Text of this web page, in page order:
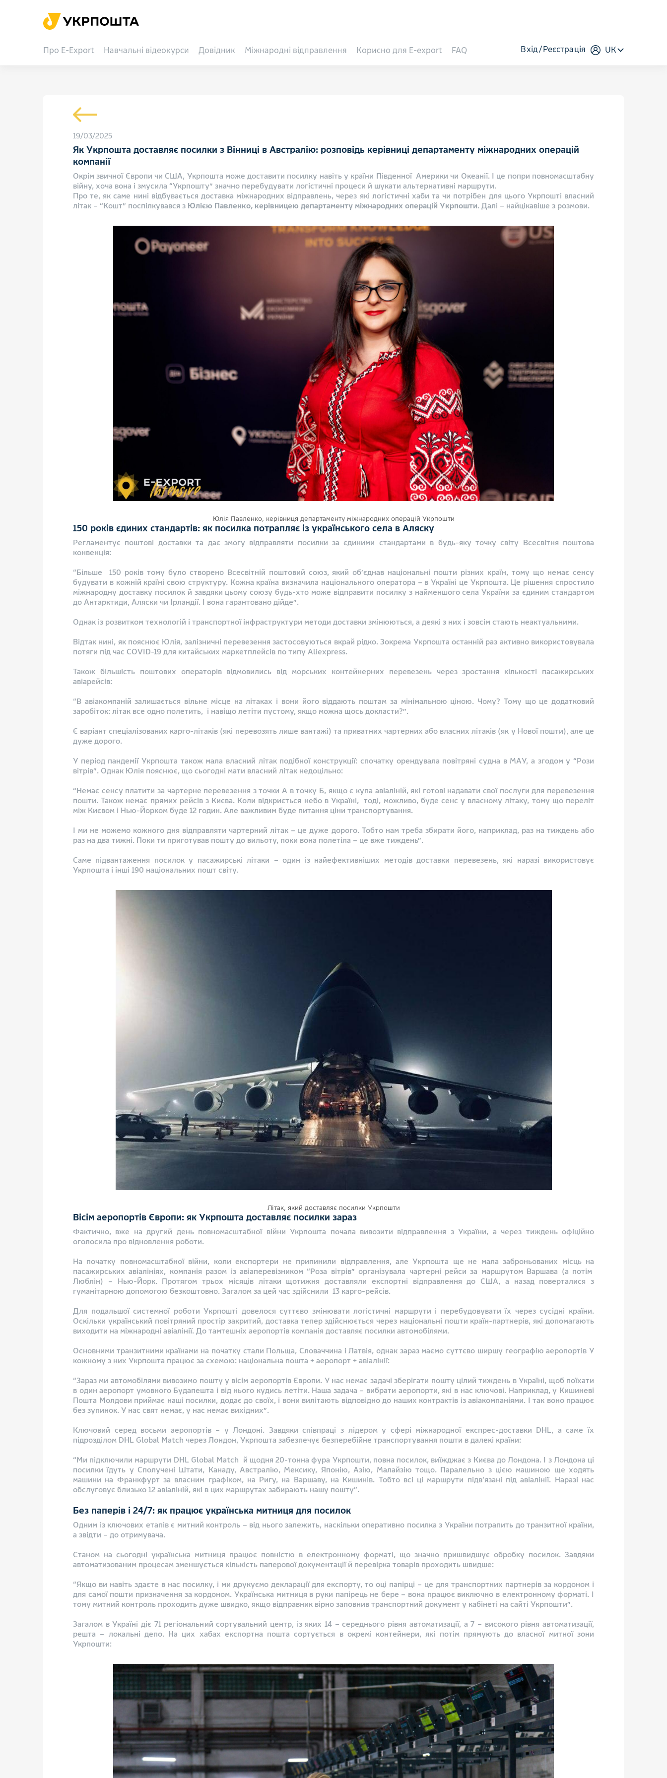
Про E-Export Навчальні відеокурси Довідник Міжнародні відправлення Корисно для E-export FAQ Вхід Реєстрація UK
19/03/2025
Як Укрпошта доставляє посилки з Вінниці в Австралію: розповідь керівниці департаменту міжнародних операцій
компанії
Окрім звичної Європи чи США, Укрпошта може доставити посилку навіть у країни Південної Америки чи Океанії. І це попри повномасштабну
війну, хоча вона і змусила “Укрпошту” значно перебудувати логістичні процеси й шукати альтернативні маршрути.
Про те, як саме нині відбувається доставка міжнародних відправлень, через які логістичні хаби та чи потрібен для цього Укрпошті власний
літак – “Кошт” поспілкувався з Юлією Павленко, керівницею департаменту міжнародних операцій Укрпошти. Далі – найцікавіше з розмови.
Юлія Павленко, керівниця департаменту міжнародних операцій Укрпошти
150 років єдиних стандартів: як посилка потрапляє із українського села в Аляску
Регламентує поштові доставки та дає змогу відправляти посилки за єдиними стандартами в будь-яку точку світу Всесвітня поштова
конвенція:
“Більше 150 років тому було створено Всесвітній поштовий союз, який об’єднав національні пошти різних країн, тому що немає сенсу
будувати в кожній країні свою структуру. Кожна країна визначила національного оператора – в Україні це Укрпошта. Це рішення спростило
міжнародну доставку посилок й завдяки цьому союзу будь-хто може відправити посилку з найменшого села України за єдиним стандартом
до Антарктиди, Аляски чи Ірландії. І вона гарантовано дійде”.
Однак із розвитком технологій і транспортної інфраструктури методи доставки змінюються, а деякі з них і зовсім стають неактуальними.
Відтак нині, як пояснює Юлія, залізничні перевезення застосовуються вкрай рідко. Зокрема Укрпошта останній раз активно використовувала
потяги під час COVID-19 для китайських маркетплейсів по типу Aliexpress.
Також більшість поштових операторів відмовились від морських контейнерних перевезень через зростання кількості пасажирських
авіарейсів:
“В авіакомпаній залишається вільне місце на літаках і вони його віддають поштам за мінімальною ціною. Чому? Тому що це додатковий
заробіток: літак все одно полетить, і навіщо летіти пустому, якщо можна щось докласти?”.
Є варіант спеціалізованих карго-літаків (які перевозять лише вантажі) та приватних чартерних або власних літаків (як у Нової пошти), але це
дуже дорого.
У період пандемії Укрпошта також мала власний літак подібної конструкції: спочатку орендувала повітряні судна в МАУ, а згодом у “Рози
вітрів”. Однак Юлія пояснює, що сьогодні мати власний літак недоцільно:
“Немає сенсу платити за чартерне перевезення з точки А в точку Б, якщо є купа авіаліній, які готові надавати свої послуги для перевезення
пошти. Також немає прямих рейсів з Києва. Коли відкриється небо в Україні, тоді, можливо, буде сенс у власному літаку, тому що переліт
між Києвом і Нью-Йорком буде 12 годин. Але важливим буде питання ціни транспортування.
І ми не можемо кожного дня відправляти чартерний літак – це дуже дорого. Тобто нам треба збирати його, наприклад, раз на тиждень або
раз на два тижні. Поки ти приготував пошту до вильоту, поки вона полетіла – це вже тиждень”.
Саме підвантаження посилок у пасажирські літаки – один із найефективніших методів доставки перевезень, які наразі використовує
Укрпошта і інші 190 національних пошт світу.
Літак, який доставляє посилки Укрпошти
Вісім аеропортів Європи: як Укрпошта доставляє посилки зараз
Фактично, вже на другий день повномасштабної війни Укрпошта почала вивозити відправлення з України, а через тиждень офіційно
оголосила про відновлення роботи.
На початку повномасштабної війни, коли експортери не припинили відправлення, але Укрпошта ще не мала заброньованих місць на
пасажирських авіалініях, компанія разом із авіаперевізником “Роза вітрів” організувала чартерні рейси за маршрутом Варшава (а потім
Люблін) – Нью-Йорк. Протягом трьох місяців літаки щотижня доставляли експортні відправлення до США, а назад поверталися з
гуманітарною допомогою безкоштовно. Загалом за цей час здійснили 13 карго-рейсів.
Для подальшої системної роботи Укрпошті довелося суттєво змінювати логістичні маршрути і перебудовувати їх через сусідні країни.
Оскільки український повітряний простір закритий, доставка тепер здійснюється через національні пошти країн-партнерів, які допомагають
виходити на міжнародні авіалінії. До тамтешніх аеропортів компанія доставляє посилки автомобілями.
Основними транзитними країнами на початку стали Польща, Словаччина і Латвія, однак зараз маємо суттєво ширшу географію аеропортів У
кожному з них Укрпошта працює за схемою: національна пошта + аеропорт + авіалінії:
“Зараз ми автомобілями вивозимо пошту у вісім аеропортів Європи. У нас немає задачі зберігати пошту цілий тиждень в Україні, щоб поїхати
в один аеропорт умовного Будапешта і від нього кудись летіти. Наша задача – вибрати аеропорти, які в нас ключові. Наприклад, у Кишиневі
Пошта Молдови приймає наші посилки, додає до своїх, і вони вилітають відповідно до наших контрактів із авіакомпаніями. І так воно працює
без зупинок. У нас свят немає, у нас немає вихідних”.
Ключовий серед восьми аеропортів – у Лондоні. Завдяки співпраці з лідером у сфері міжнародної експрес-доставки DHL, а саме їх
підрозділом DHL Global Match через Лондон, Укрпошта забезпечує безперебійне транспортування пошти в далекі країни:
“Ми підключили маршрути DHL Global Match й щодня 20-тонна фура Укрпошти, повна посилок, виїжджає з Києва до Лондона. І з Лондона ці
посилки їдуть у Сполучені Штати, Канаду, Австралію, Мексику, Японію, Азію, Малайзію тощо. Паралельно з цією машиною ще ходять
машини на Франкфурт за власним графіком, на Ригу, на Варшаву, на Кишинів. Тобто всі ці маршрути підв’язані під авіалінії. Наразі нас
обслуговує близько 12 авіаліній, які в цих маршрутах забирають нашу пошту”.
Без паперів і 24/7: як працює українська митниця для посилок
Одним із ключових етапів є митний контроль – від нього залежить, наскільки оперативно посилка з України потрапить до транзитної країни,
а звідти – до отримувача.
Станом на сьогодні українська митниця працює повністю в електронному форматі, що значно пришвидшує обробку посилок. Завдяки
автоматизованим процесам зменшується кількість паперової документації й перевірка товарів проходить швидше:
“Якщо ви навіть здаєте в нас посилку, і ми друкуємо декларації для експорту, то оці папірці – це для транспортних партнерів за кордоном і
для самої пошти призначення за кордоном. Українська митниця в руки папірець не бере – вона працює виключно в електронному форматі. І
тому митний контроль проходить дуже швидко, якщо відправник вірно заповнив транспортний документ у кабінеті на сайті Укрпошти”.
Загалом в Україні діє 71 регіональний сортувальний центр, із яких 14 – середнього рівня автоматизації, а 7 – високого рівня автоматизації,
решта – локальні депо. На цих хабах експортна пошта сортується в окремі контейнери, які потім прямують до власної митної зони
Укрпошти: